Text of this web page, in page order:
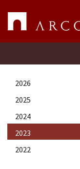
Поиск
Оценка
Предприятие
2026
2025
2024
2023
2022